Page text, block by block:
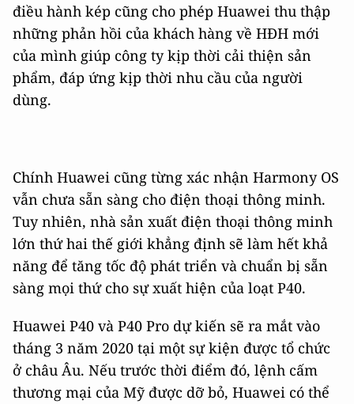
điều hành kép cũng cho phép Huawei thu thập
những phản hồi của khách hàng về HĐH mới
của mình giúp công ty kịp thời cải thiện sản
phẩm, đáp ứng kịp thời nhu cầu của người
dùng.
Chính Huawei cũng từng xác nhận Harmony OS
vẫn chưa sẵn sàng cho điện thoại thông minh.
Tuy nhiên, nhà sản xuất điện thoại thông minh
lớn thứ hai thế giới khẳng định sẽ làm hết khả
năng để tăng tốc độ phát triển và chuẩn bị sẵn
sàng mọi thứ cho sự xuất hiện của loạt P40.
Huawei P40 và P40 Pro dự kiến sẽ ra mắt vào
tháng 3 năm 2020 tại một sự kiện được tổ chức
ở châu Âu. Nếu trước thời điểm đó, lệnh cấm
thương mại của Mỹ được dỡ bỏ, Huawei có thể